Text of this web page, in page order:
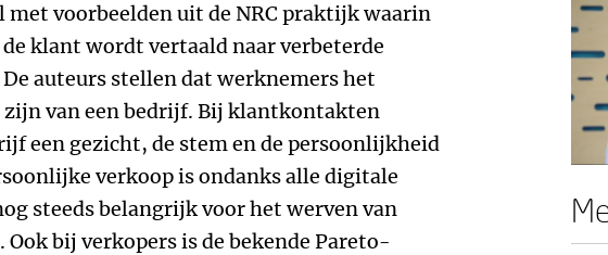
met voorbeelden uit de NRC praktijk waarin
de klant wordt vertaald naar verbeterde
auteurs stellen dat werknemers het
van een bedrijf. Bij klantkontakten
een gezicht, de stem en de persoonlijkheid
verkoop is ondanks alle digitale
steeds belangrijk voor het werven van
Ook bij verkopers is de bekende Pareto-